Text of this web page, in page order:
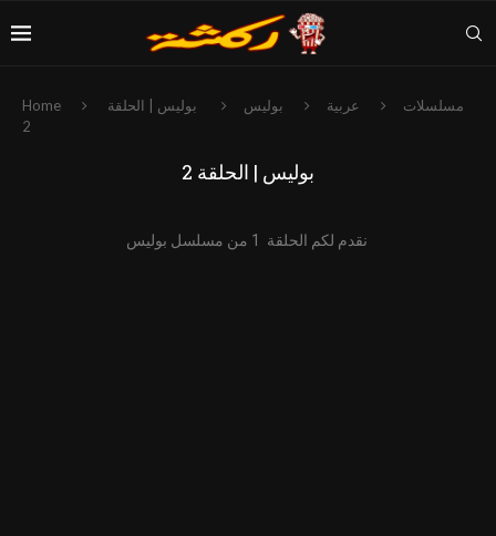
Home مسلسلات عربية بوليس
بوليس | الحلقة
2
بوليس | الحلقة 2